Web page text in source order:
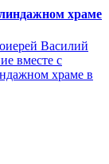
храме
Василий
вместе с
храме в